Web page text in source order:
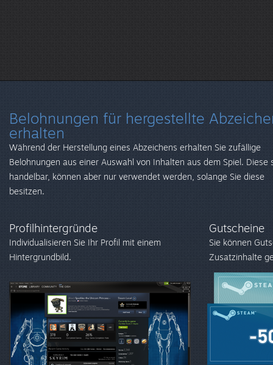
Belohnungen für hergestellte
erhalten
Während der Herstellung eines Abzeichens erhalten Sie zufällige
Belohnungen aus einer Auswahl von Inhalten aus dem Spiel. Diese
handelbar, können aber nur verwendet werden, solange Sie diese
besitzen.
Profilhintergründe
Individualisieren Sie Ihr Profil mit einem
Hintergrundbild.
Gutscheine
Sie können
Zusatzinhalte